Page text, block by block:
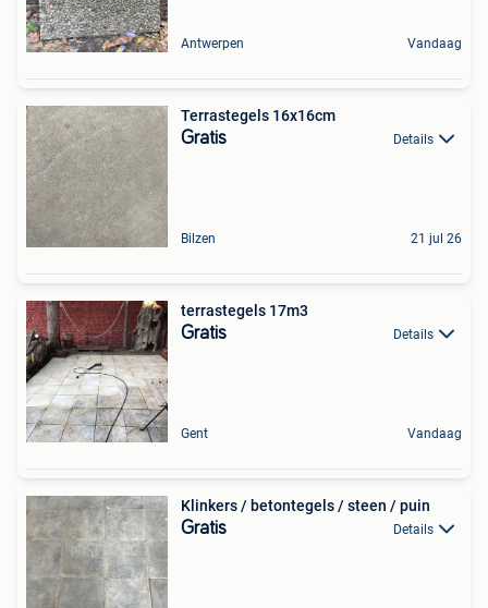
Antwerpen Vandaag
Terrastegels 16x16cm
Gratis Details
Bilzen 21 jul 26
terrastegels 17m3
Gratis Details
Gent Vandaag
Klinkers / betontegels / steen / puin
Gratis Details